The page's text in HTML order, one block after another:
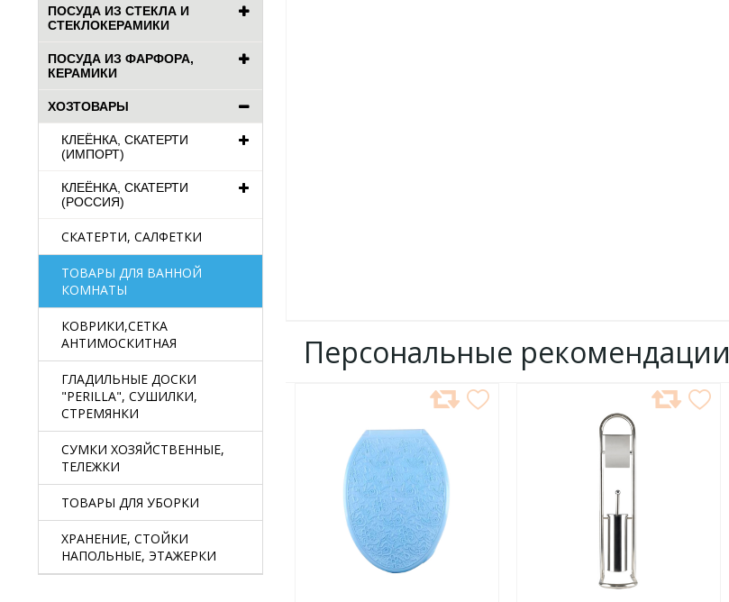
ПОСУДА ИЗ СТЕКЛА И
СТЕКЛОКЕРАМИКИ
ПОСУДА ИЗ ФАРФОРА,
КЕРАМИКИ
ХОЗТОВАРЫ
КЛЕЁНКА, СКАТЕРТИ
(ИМПОРТ)
КЛЕЁНКА, СКАТЕРТИ
(РОССИЯ)
СКАТЕРТИ, САЛФЕТКИ
ТОВАРЫ ДЛЯ ВАННОЙ
КОМНАТЫ
КОВРИКИ,СЕТКА
АНТИМОСКИТНАЯ
ГЛАДИЛЬНЫЕ ДОСКИ
"PERILLA", СУШИЛКИ,
СТРЕМЯНКИ
СУМКИ ХОЗЯЙСТВЕННЫЕ,
ТЕЛЕЖКИ
ТОВАРЫ ДЛЯ УБОРКИ
ХРАНЕНИЕ, СТОЙКИ
НАПОЛЬНЫЕ, ЭТАЖЕРКИ
Персональные рекомендации
ИЗБРАННОЕ
ДОБАВИТЬ
ИЗБРАННОЕ